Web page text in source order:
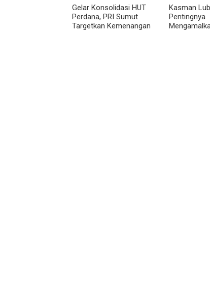
Gelar Konsolidasi HUT
Perdana, PRI Sumut
Targetkan Kemenangan
Kasman
Pentingnya